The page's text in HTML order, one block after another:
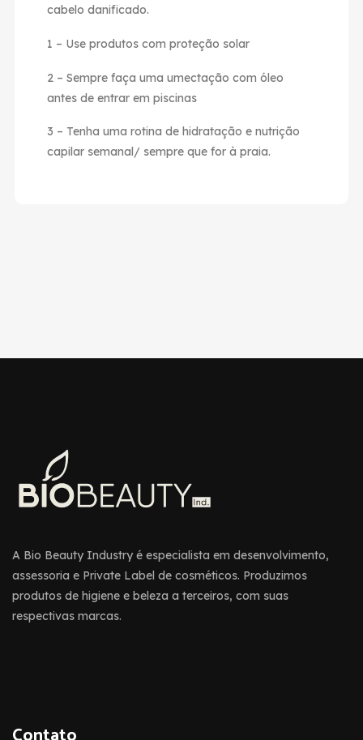
cabelo danificado.
1 – Use produtos com proteção solar
2 – Sempre faça uma umectação com óleo
antes de entrar em piscinas
3 – Tenha uma rotina de hidratação e nutrição
capilar semanal/ sempre que for à praia.
A Bio Beauty Industry é especialista em desenvolvimento,
assessoria e Private Label de cosméticos. Produzimos
produtos de higiene e beleza a terceiros, com suas
respectivas marcas.